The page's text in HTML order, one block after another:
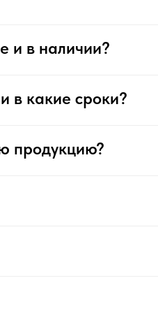
и в наличии?
в какие сроки?
продукцию?